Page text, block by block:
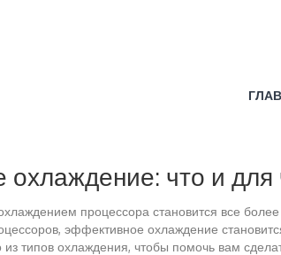
что и
процессора становится все
эффективное охлаждение
типов охлаждения, чтобы помочь вам